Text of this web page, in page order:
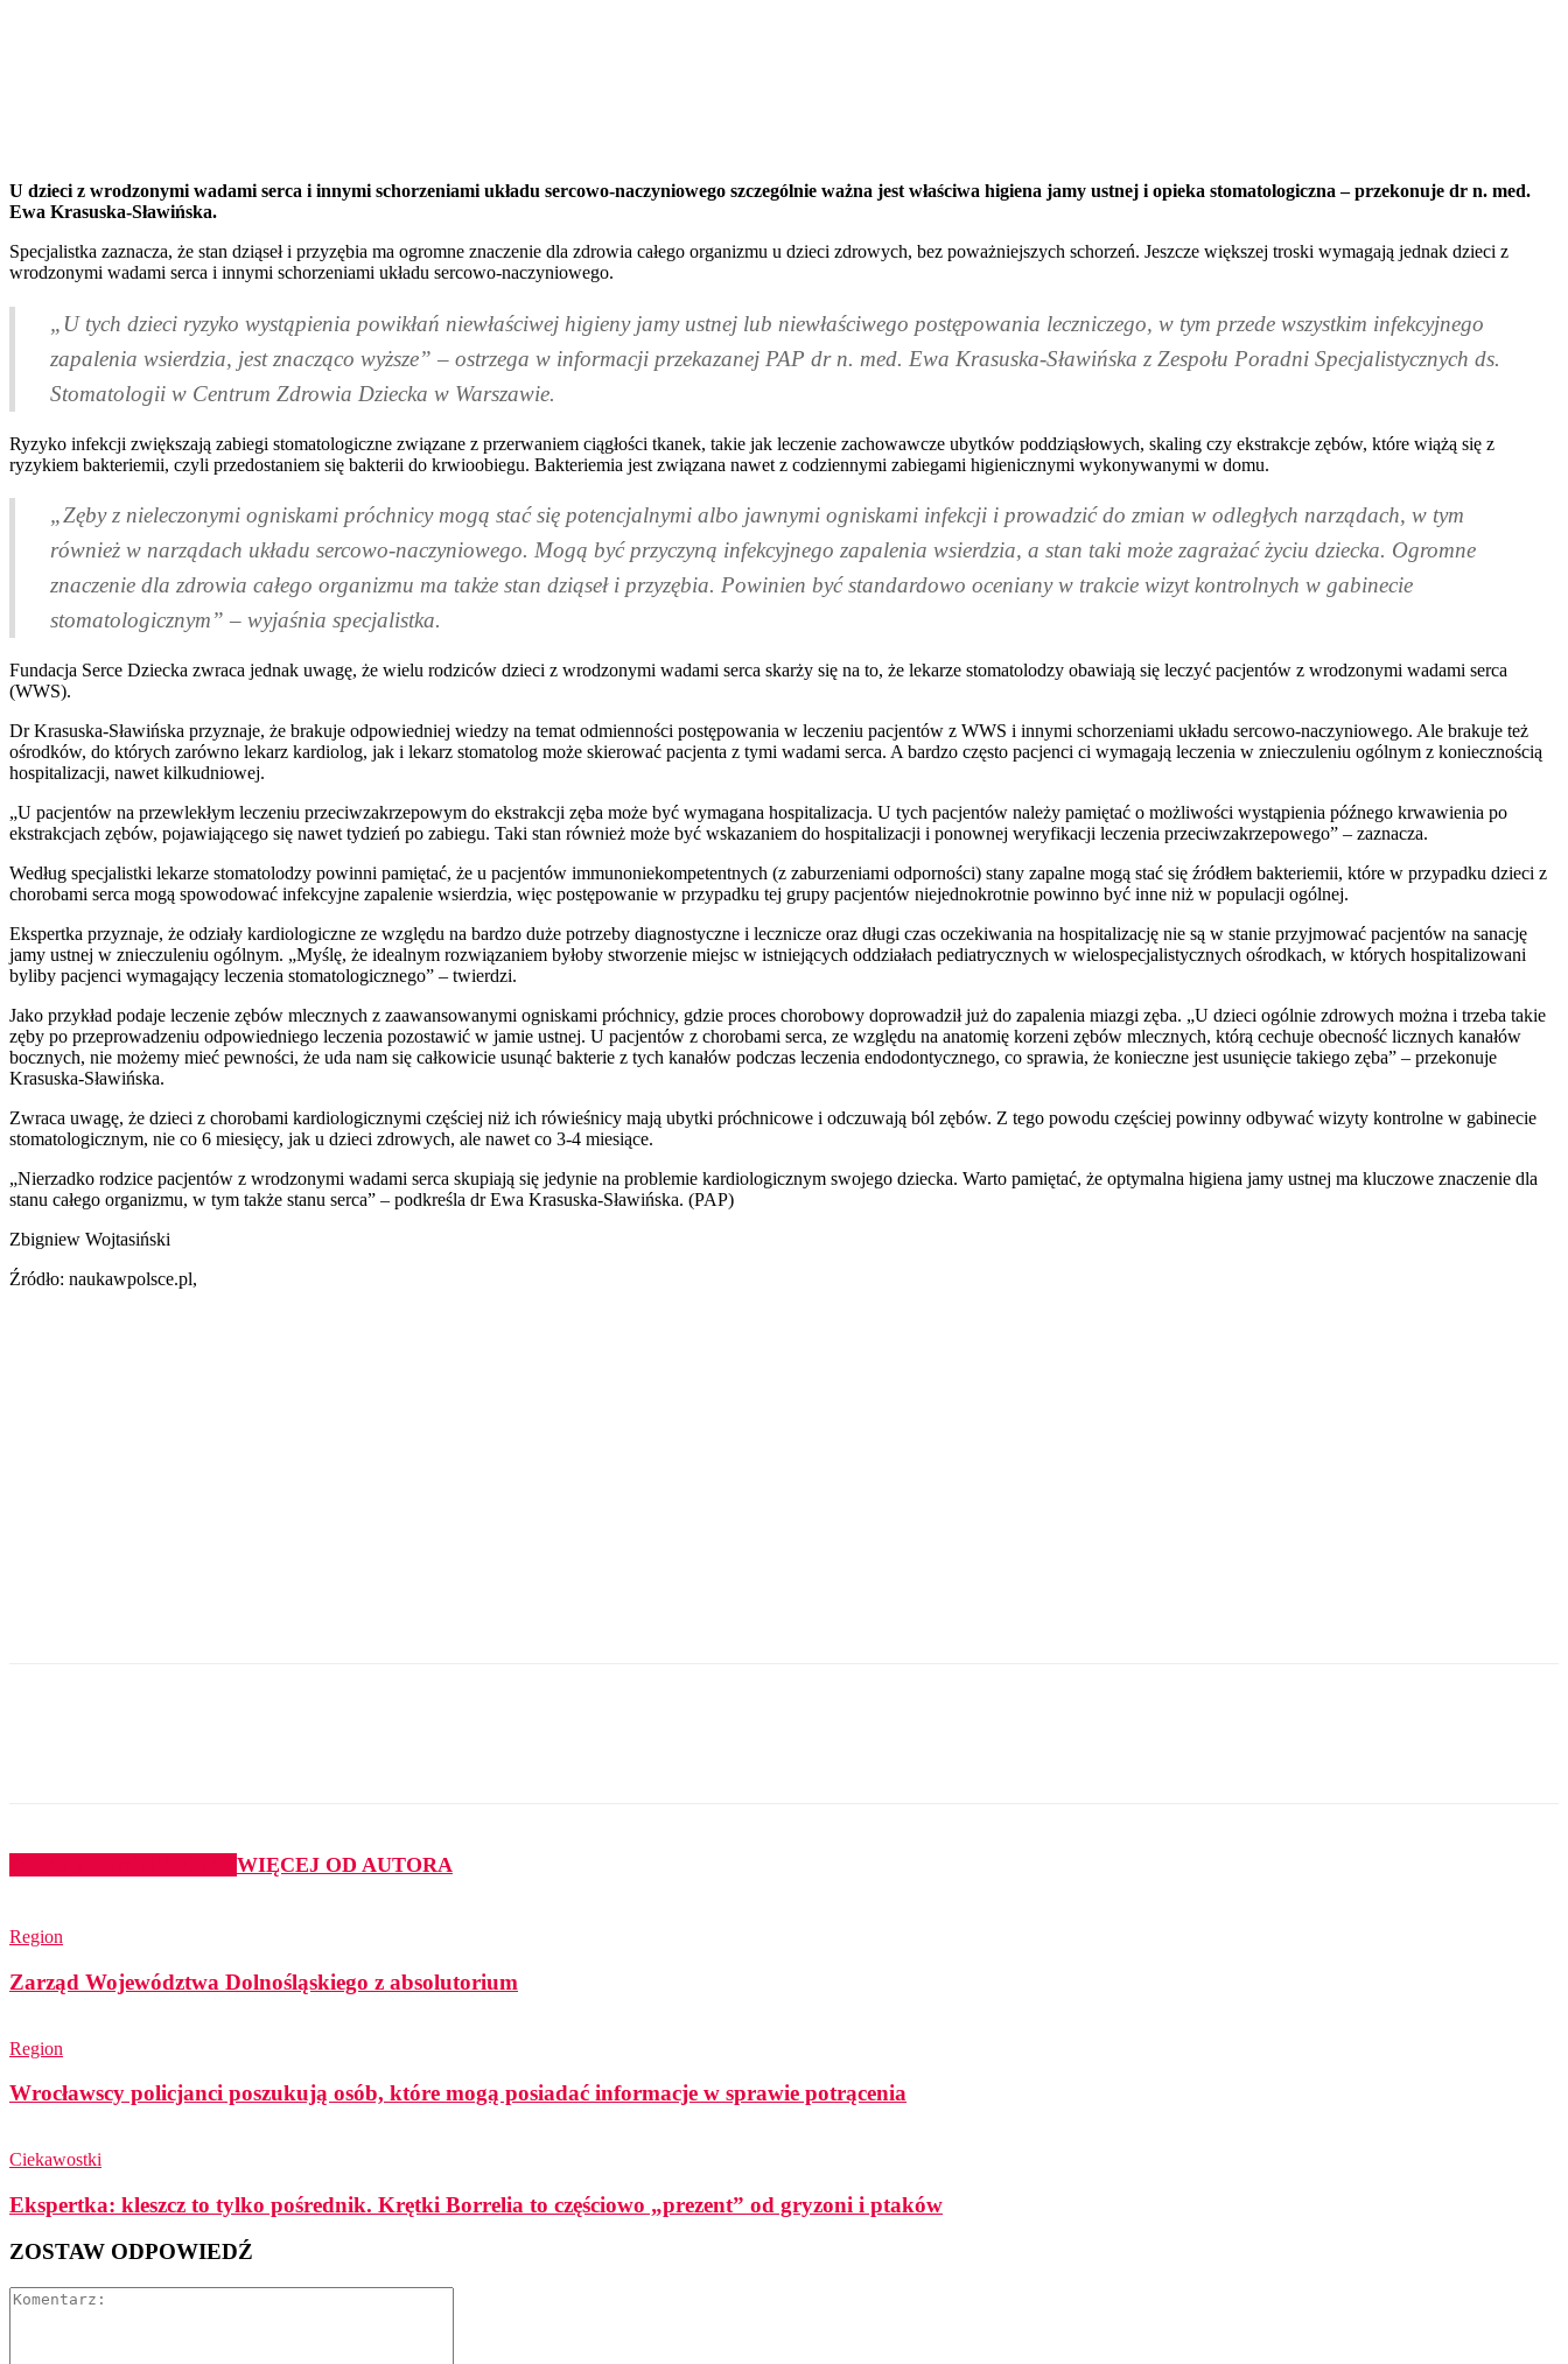
U dzieci z wrodzonymi wadami serca i innymi schorzeniami układu sercowo-naczyniowego szczególnie ważna jest właściwa higiena jamy ustnej i opieka stomatologiczna – przekonuje dr n. med.
Ewa Krasuska-Sławińska.
Specjalistka zaznacza, że stan dziąseł i przyzębia ma ogromne znaczenie dla zdrowia całego organizmu u dzieci zdrowych, bez poważniejszych schorzeń. Jeszcze większej troski wymagają jednak dzieci z
wrodzonymi wadami serca i innymi schorzeniami układu sercowo-naczyniowego.
„U tych dzieci ryzyko wystąpienia powikłań niewłaściwej higieny jamy ustnej lub niewłaściwego postępowania leczniczego, w tym przede wszystkim infekcyjnego
zapalenia wsierdzia, jest znacząco wyższe” – ostrzega w informacji przekazanej PAP dr n. med. Ewa Krasuska-Sławińska z Zespołu Poradni Specjalistycznych ds.
Stomatologii w Centrum Zdrowia Dziecka w Warszawie.
Ryzyko infekcji zwiększają zabiegi stomatologiczne związane z przerwaniem ciągłości tkanek, takie jak leczenie zachowawcze ubytków poddziąsłowych, skaling czy ekstrakcje zębów, które wiążą się z
ryzykiem bakteriemii, czyli przedostaniem się bakterii do krwioobiegu. Bakteriemia jest związana nawet z codziennymi zabiegami higienicznymi wykonywanymi w domu.
„Zęby z nieleczonymi ogniskami próchnicy mogą stać się potencjalnymi albo jawnymi ogniskami infekcji i prowadzić do zmian w odległych narządach, w tym
również w narządach układu sercowo-naczyniowego. Mogą być przyczyną infekcyjnego zapalenia wsierdzia, a stan taki może zagrażać życiu dziecka. Ogromne
znaczenie dla zdrowia całego organizmu ma także stan dziąseł i przyzębia. Powinien być standardowo oceniany w trakcie wizyt kontrolnych w gabinecie
stomatologicznym” – wyjaśnia specjalistka.
Fundacja Serce Dziecka zwraca jednak uwagę, że wielu rodziców dzieci z wrodzonymi wadami serca skarży się na to, że lekarze stomatolodzy obawiają się leczyć pacjentów z wrodzonymi wadami serca
(WWS).
Dr Krasuska-Sławińska przyznaje, że brakuje odpowiedniej wiedzy na temat odmienności postępowania w leczeniu pacjentów z WWS i innymi schorzeniami układu sercowo-naczyniowego. Ale brakuje też
ośrodków, do których zarówno lekarz kardiolog, jak i lekarz stomatolog może skierować pacjenta z tymi wadami serca. A bardzo często pacjenci ci wymagają leczenia w znieczuleniu ogólnym z koniecznością
hospitalizacji, nawet kilkudniowej.
„U pacjentów na przewlekłym leczeniu przeciwzakrzepowym do ekstrakcji zęba może być wymagana hospitalizacja. U tych pacjentów należy pamiętać o możliwości wystąpienia późnego krwawienia po
ekstrakcjach zębów, pojawiającego się nawet tydzień po zabiegu. Taki stan również może być wskazaniem do hospitalizacji i ponownej weryfikacji leczenia przeciwzakrzepowego” – zaznacza.
Według specjalistki lekarze stomatolodzy powinni pamiętać, że u pacjentów immunoniekompetentnych (z zaburzeniami odporności) stany zapalne mogą stać się źródłem bakteriemii, które w przypadku dzieci z
chorobami serca mogą spowodować infekcyjne zapalenie wsierdzia, więc postępowanie w przypadku tej grupy pacjentów niejednokrotnie powinno być inne niż w populacji ogólnej.
Ekspertka przyznaje, że odziały kardiologiczne ze względu na bardzo duże potrzeby diagnostyczne i lecznicze oraz długi czas oczekiwania na hospitalizację nie są w stanie przyjmować pacjentów na sanację
jamy ustnej w znieczuleniu ogólnym. „Myślę, że idealnym rozwiązaniem byłoby stworzenie miejsc w istniejących oddziałach pediatrycznych w wielospecjalistycznych ośrodkach, w których hospitalizowani
byliby pacjenci wymagający leczenia stomatologicznego” – twierdzi.
Jako przykład podaje leczenie zębów mlecznych z zaawansowanymi ogniskami próchnicy, gdzie proces chorobowy doprowadził już do zapalenia miazgi zęba. „U dzieci ogólnie zdrowych można i trzeba takie
zęby po przeprowadzeniu odpowiedniego leczenia pozostawić w jamie ustnej. U pacjentów z chorobami serca, ze względu na anatomię korzeni zębów mlecznych, którą cechuje obecność licznych kanałów
bocznych, nie możemy mieć pewności, że uda nam się całkowicie usunąć bakterie z tych kanałów podczas leczenia endodontycznego, co sprawia, że konieczne jest usunięcie takiego zęba” – przekonuje
Krasuska-Sławińska.
Zwraca uwagę, że dzieci z chorobami kardiologicznymi częściej niż ich rówieśnicy mają ubytki próchnicowe i odczuwają ból zębów. Z tego powodu częściej powinny odbywać wizyty kontrolne w gabinecie
stomatologicznym, nie co 6 miesięcy, jak u dzieci zdrowych, ale nawet co 3-4 miesiące.
„Nierzadko rodzice pacjentów z wrodzonymi wadami serca skupiają się jedynie na problemie kardiologicznym swojego dziecka. Warto pamiętać, że optymalna higiena jamy ustnej ma kluczowe znaczenie dla
stanu całego organizmu, w tym także stanu serca” – podkreśla dr Ewa Krasuska-Sławińska. (PAP)
Zbigniew Wojtasiński
Źródło: naukawpolsce.pl,
WIĘCEJ OD AUTORA
Region
Zarząd Województwa Dolnośląskiego z absolutorium
Region
Wrocławscy policjanci poszukują osób, które mogą posiadać informacje w sprawie potrącenia
Ciekawostki
Ekspertka: kleszcz to tylko pośrednik. Krętki Borrelia to częściowo „prezent” od gryzoni i ptaków
ZOSTAW ODPOWIEDŹ